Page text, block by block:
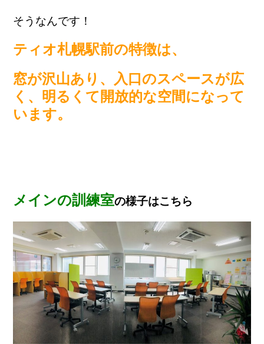
そうなんです！
ティオ札幌駅前の特徴は、
窓が沢山あり、入口のスペースが広
く、明るくて開放的な空間になって
います。
メインの訓練室の様子はこちら